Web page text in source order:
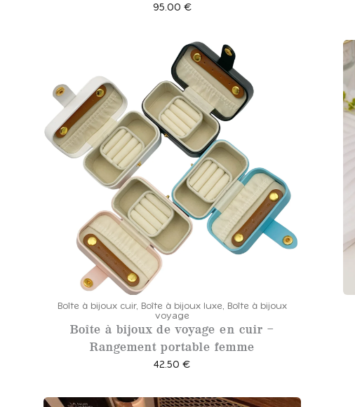
95.00 €
Boîte à bijoux cuir, Boîte à bijoux luxe, Boîte à bijoux
voyage
Boîte à bijoux de voyage en cuir –
Rangement portable femme
42.50€